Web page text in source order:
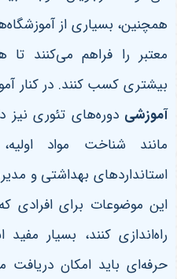
همچنین، بسیاری از
معتبر را فراهم می‌کنند تا
بیشتری کسب کنند. در کنار
آموزشی دوره‌های تئوری نیز
مانند شناخت مواد
استانداردهای بهداشتی و
این موضوعات برای افرادی
راه‌اندازی کنند، بسیار
حرفه‌ای باید امکان دریافت